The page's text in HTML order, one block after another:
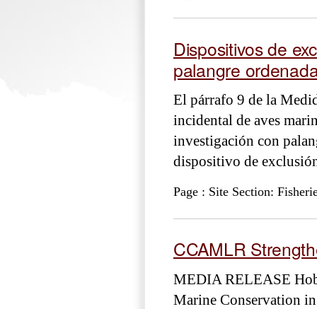
Dispositivos de
palangre
El párrafo 9 de la
incidental de aves
investigación con
dispositivo de
Page : Site Section:
CCAMLR
MEDIA RELEASE
Marine Conservation